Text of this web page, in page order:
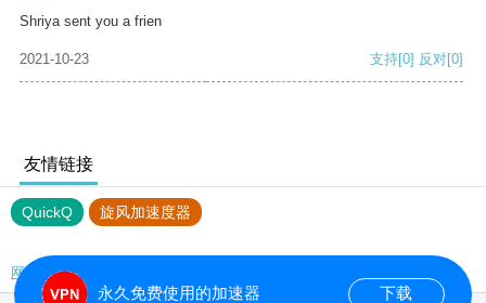
Shriya sent you a frien
2021-10-23 支持[0] 反对[0]
友情链接
QuickQ 旋风加速度器
网站地图
永久免费使用的加速器 下载